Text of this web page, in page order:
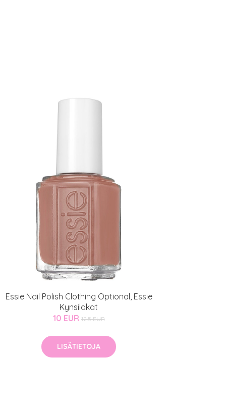
Essie Nail Polish Clothing Optional, Essie
Kynsilakat
10 EUR 12.5 EUR
LISÄTIETOJA